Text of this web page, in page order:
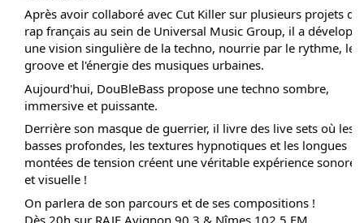
Après avoir collaboré avec Cut Killer sur plusieurs projets de
rap français au sein de Universal Music Group, il a
une vision singulière de la techno, nourrie par le rythme, le
groove et l'énergie des musiques urbaines.
Aujourd'hui, DouBleBass propose une techno sombre,
immersive et puissante.
Derrière son masque de guerrier, il livre des live sets où les
basses profondes, les textures hypnotiques et les longues
montées de tension créent une véritable expérience sonore
et visuelle !
On parlera de son parcours et de ses compositions !
Dès 20h sur RAJE Avignon 90.3 & Nîmes 102.5 FM